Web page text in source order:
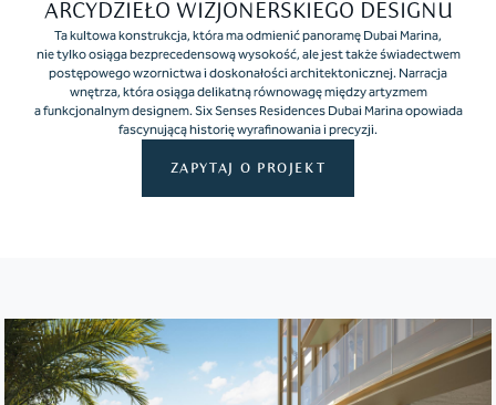
ARCYDZIEŁO WIZJONERSKIEGO DESIGNU
Ta kultowa konstrukcja, która ma odmienić panoramę Dubai Marina,
nie tylko osiąga bezprecedensową wysokość, ale jest także świadectwem
postępowego wzornictwa i doskonałości architektonicznej. Narracja
wnętrza, która osiąga delikatną równowagę między artyzmem
a funkcjonalnym designem. Six Senses Residences Dubai Marina opowiada
fascynującą historię wyrafinowania i precyzji.
ZAPYTAJ O PROJEKT